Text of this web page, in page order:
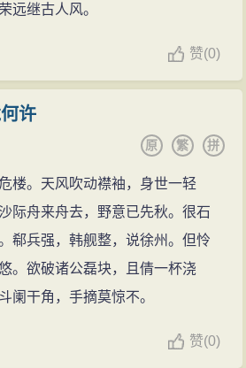
远继古人风。
赞(0)
许
拼
繁
原
楼。天风吹动襟袖，身世一轻
际舟来舟去，野意已先秋。很石
郗兵强，韩舰整，说徐州。但怜
。欲破诸公磊块，且倩一杯浇
阑干角，手摘莫惊不。
赞(0)